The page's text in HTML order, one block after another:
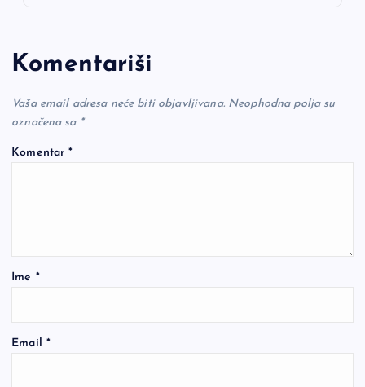
Komentariši
Vaša email adresa neće biti objavljivana. Neophodna polja su
označena sa *
Komentar*
Ime *
Email *